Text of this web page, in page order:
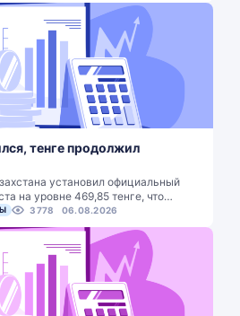
тенге продолжил
установил официальный
на уровне 469,85 тенге, что…
3778 06.08.2026